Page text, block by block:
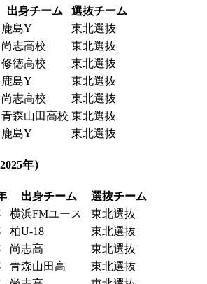
出身チーム
選抜チーム
鹿島Y
東北選抜
尚志高校
東北選抜
修徳高校
東北選抜
鹿島Y
東北選抜
尚志高校
東北選抜
青森山田高校 東北選抜
鹿島Y 東北選抜
2025年）
出身チーム
選抜チーム
横浜FMユース
東北選抜
柏U-18
東北選抜
尚志高
東北選抜
青森山田高
東北選抜